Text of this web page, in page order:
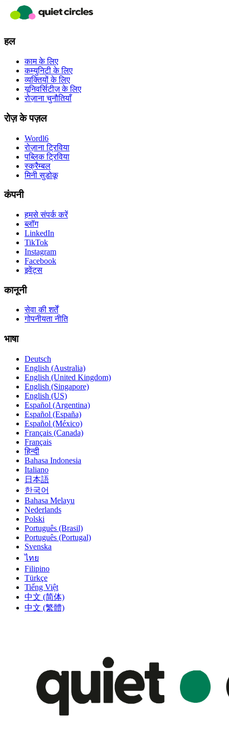
हल
काम के लिए
कम्युनिटी के लिए
व्यक्तियों के लिए
यूनिवर्सिटीज़ के लिए
रोज़ाना चुनौतियाँ
रोज़ के पज़ल
Wordl6
रोज़ाना ट्रिविया
पब्लिक ट्रिविया
स्क्रैम्बल
मिनी सुडोकू
कंपनी
हमसे संपर्क करें
ब्लॉग
LinkedIn
TikTok
Instagram
Facebook
इवेंट्स
कानूनी
सेवा की शर्तें
गोपनीयता नीति
भाषा
Deutsch
English (Australia)
English (United Kingdom)
English (Singapore)
English (US)
Español (Argentina)
Español (España)
Español (México)
Français (Canada)
Français
हिन्दी
Bahasa Indonesia
Italiano
日本語
한국어
Bahasa Melayu
Nederlands
Polski
Português (Brasil)
Português (Portugal)
Svenska
ไทย
Filipino
Türkçe
Tiếng Việt
中文 (简体)
中文 (繁體)